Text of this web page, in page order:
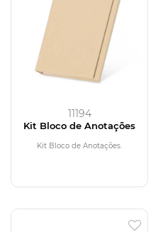
11194
Kit Bloco de Anotações
Kit Bloco de Anotações.